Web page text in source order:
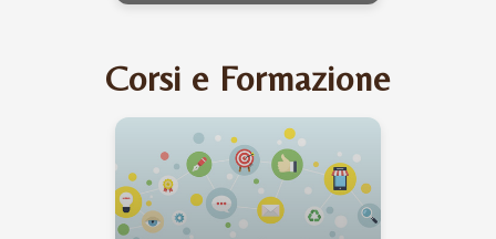
Corsi e Formazione